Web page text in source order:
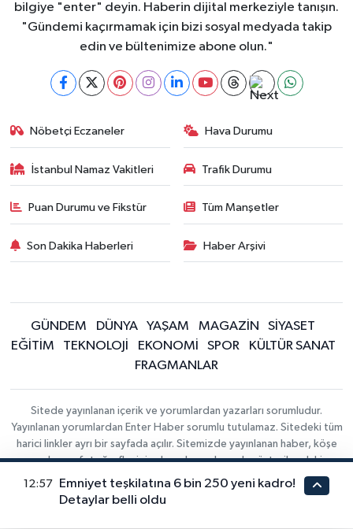
bilgiye "enter" deyin. Haberin dijital merkeziyle tanışın.
"Gündemi kaçırmamak için bizi sosyal medyada takip
edin ve bültenimize abone olun."
Nöbetçi Eczaneler Hava Durumu
İstanbul Namaz Vakitleri Trafik Durumu
Puan Durumu ve Fikstür Tüm Manşetler
Son Dakika Haberleri Haber Arşivi
GÜNDEM DÜNYA YAŞAM MAGAZİN
SİYASET
EĞİTİM
TEKNOLOJİ EKONOMİ SPOR
KÜLTÜR SANAT
FRAGMANLAR
Sitede yayınlanan içerik ve yorumlardan yazarları sorumludur.
Yayınlanan yorumlardan Enter Haber sorumlu tutulamaz. Sitedeki tüm
harici linkler ayrı bir sayfada açılır. Sitemizde yayınlanan haber, köşe
yazıları ve fotoğraflar izin alınmaksızın kaynak gösterilse dahi,
herhangi bir ortamda kullanılamaz ve yayınlanamaz
12:57
Emniyet teşkilatına 6 bin 250 yeni kadro!
Detaylar belli oldu